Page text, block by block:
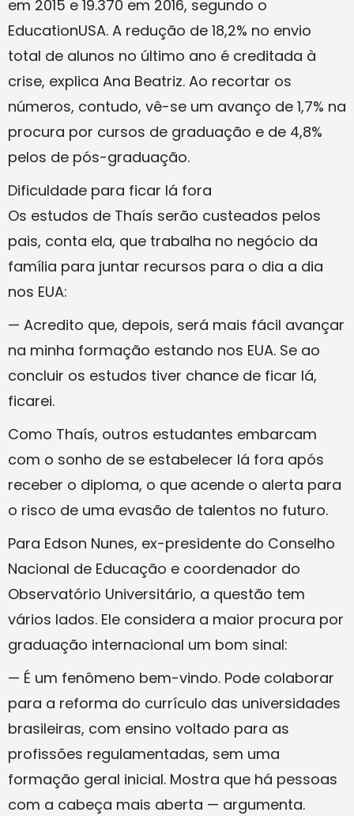
em 2015 e 19.370 em 2016, segundo o
EducationUSA. A redução de 18,2% no envio
total de alunos no último ano é creditada à
crise, explica Ana Beatriz. Ao recortar os
números, contudo, vê-se um avanço de 1,7% na
procura por cursos de graduação e de 4,8%
pelos de pós-graduação.
Dificuldade para ficar lá fora
Os estudos de Thaís serão custeados pelos
pais, conta ela, que trabalha no negócio da
família para juntar recursos para o dia a dia
nos EUA:
— Acredito que, depois, será mais fácil avançar
na minha formação estando nos EUA. Se ao
concluir os estudos tiver chance de ficar lá,
ficarei.
Como Thaís, outros estudantes embarcam
com o sonho de se estabelecer lá fora após
receber o diploma, o que acende o alerta para
o risco de uma evasão de talentos no futuro.
Para Edson Nunes, ex-presidente do Conselho
Nacional de Educação e coordenador do
Observatório Universitário, a questão tem
vários lados. Ele considera a maior procura por
graduação internacional um bom sinal:
— É um fenômeno bem-vindo. Pode colaborar
para a reforma do currículo das universidades
brasileiras, com ensino voltado para as
profissões regulamentadas, sem uma
formação geral inicial. Mostra que há pessoas
com a cabeça mais aberta — argumenta.